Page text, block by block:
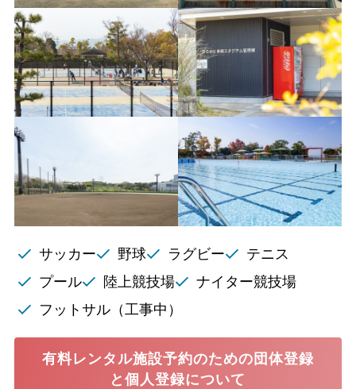
サッカー 野球 ラグビー
テニス
プール
陸上競技場
ナイター競技場
フットサル（工事中）
有料レンタル施設予約のための団体登録
と個人登録について